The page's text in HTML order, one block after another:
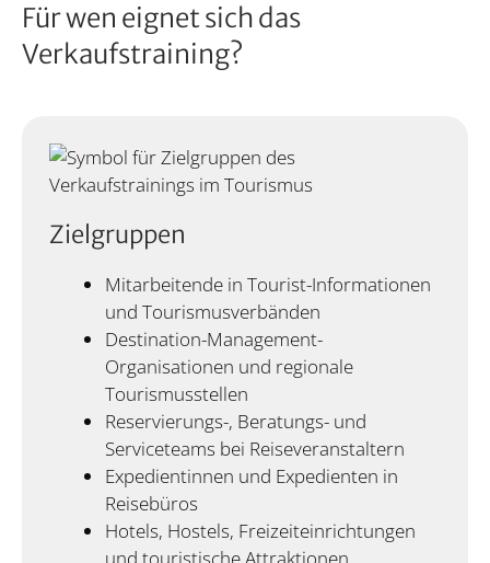
Für wen eignet sich das
Verkaufstraining?
Zielgruppen
Mitarbeitende in Tourist-Informationen
und Tourismusverbänden
Destination-Management-
Organisationen und regionale
Tourismusstellen
Reservierungs-, Beratungs- und
Serviceteams bei Reiseveranstaltern
Expedientinnen und Expedienten in
Reisebüros
Hotels, Hostels, Freizeiteinrichtungen